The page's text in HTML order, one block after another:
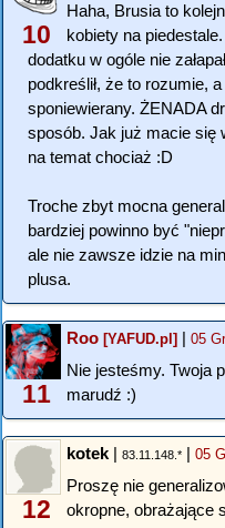
10
Haha, Brusia to
kobiety na
dodatku w ogóle nie
podkreślił, że to rozumie,
sponiewierany. ŻENADA
sposób. Jak już macie się
na temat chociaż :D
Troche zbyt mocna
bardziej powinno być
ale nie zawsze idzie na
plusa.
11
Roo [YAFUD.pl] | 05
Nie jesteśmy. Twoja
marudź :)
12
kotek | 83.11.148.* | 05
Proszę nie
okropne, obrażające